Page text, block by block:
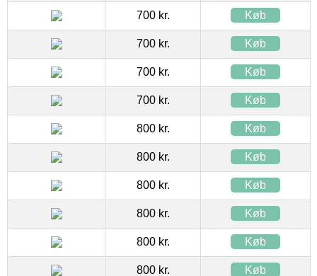
700 kr. Køb
700 kr. Køb
700 kr. Køb
700 kr. Køb
800 kr. Køb
800 kr. Køb
800 kr. Køb
800 kr. Køb
800 kr. Køb
800 kr. Køb